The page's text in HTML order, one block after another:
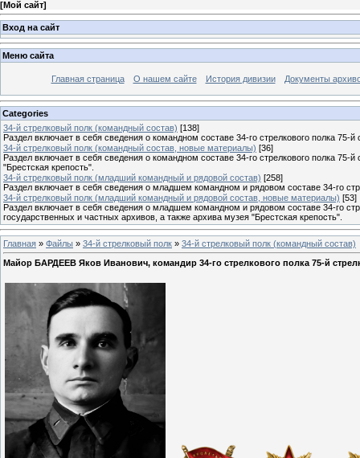
[Мой сайт]
Вход на сайт
Меню сайта
Главная страница О нашем сайте История дивизии Документы
Categories
34-й стрелковый полк (командный состав) [138]
Раздел включает в себя сведения о командном составе 34-го стрелкового полка 75-й
34-й стрелковый полк (командный состав, новые материалы) [36]
Раздел включает в себя сведения о командном составе 34-го стрелкового полка
"Брестская крепость".
34-й стрелковый полк (младший командный и рядовой состав) [258]
Раздел включает в себя сведения о младшем командном и рядовом составе 34-го
34-й стрелковый полк (младший командный и рядовой состав, новые материалы) [53]
Раздел включает в себя сведения о младшем командном и рядовом составе 34-го
государственных и частных архивов, а также архива музея "Брестская крепость".
Главная » Файлы » 34-й стрелковый полк » 34-й стрелковый полк (командный состав)
Майор БАРДЕЕВ Яков Иванович, командир 34-го стрелкового полка 75-й